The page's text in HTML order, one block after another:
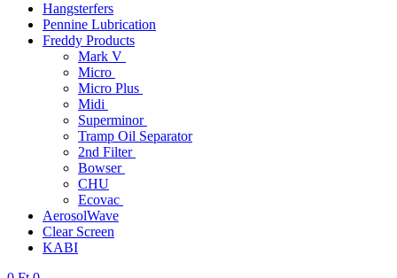
Hangsterfers
Pennine Lubrication
Freddy Products
Mark V
Micro
Micro Plus
Midi
Superminor
Tramp Oil Separator
2nd Filter
Bowser
CHU
Ecovac
AerosolWave
Clear Screen
KABI